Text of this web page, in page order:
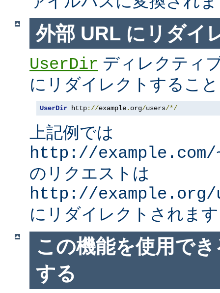
外部 URL にリダイ
UserDir ディレクティ
にリダイレクトするこ
UserDir http://example. org/users/*/
上記例では
http://example.com/
のリクエストは
http://example.org/
にリダイレクトされま
この機能を使用で
する